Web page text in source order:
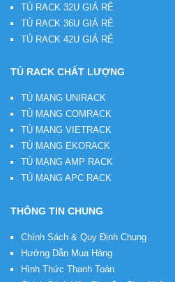
TỦ RACK 32U GIÁ RẺ
TỦ RACK 36U GIÁ RẺ
TỦ RACK 42U GIÁ RẺ
TỦ RACK CHẤT LƯỢNG
TỦ MẠNG UNIRACK
TỦ MẠNG COMRACK
TỦ MẠNG VIETRACK
TỦ MẠNG EKORACK
TỦ MẠNG AMP RACK
TỦ MẠNG APC RACK
THÔNG TIN CHUNG
Chính Sách & Quy Định Chung
Hướng Dẫn Mua Hàng
Hình Thức Thanh Toán